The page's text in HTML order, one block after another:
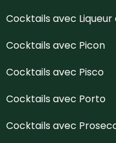
Cocktails avec
Cocktails avec Picon
Cocktails avec Pisco
Cocktails avec Porto
Cocktails avec